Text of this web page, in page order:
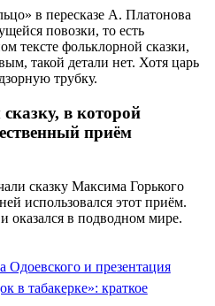
в пересказе А. Платонова
повозки, то есть
тексте фольклорной сказки,
такой детали нет. Хотя царь
трубку.
в которой
приём
сказку Максима Горького
использовался этот приём.
оказался в подводном мире.
Одоевского и презентация
в табакерке»: краткое